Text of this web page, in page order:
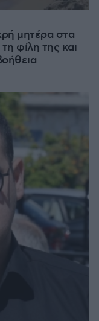
μητέρα στα
φίλη της και